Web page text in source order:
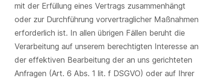
mit der Erfüllung eines Vertrags zusammenhängt
oder zur Durchführung vorvertraglicher Maßnahmen
erforderlich ist. In allen übrigen Fällen beruht die
Verarbeitung auf unserem berechtigten Interesse an
der effektiven Bearbeitung der an uns gerichteten
Anfragen (Art. 6 Abs. 1 lit. f DSGVO) oder auf Ihrer